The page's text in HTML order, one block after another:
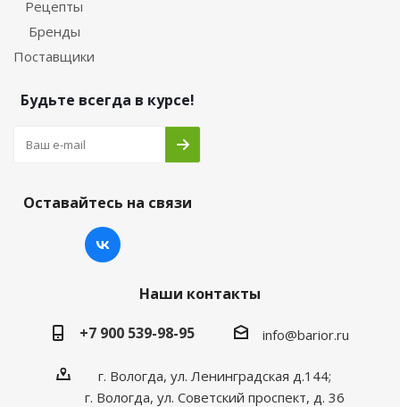
Рецепты
Бренды
Поставщики
Будьте всегда в курсе!
Оставайтесь на связи
Наши контакты
+7 900 539-98-95
info@barior.ru
г. Вологда, ул. Ленинградская д.144;
г. Вологда, ул. Советский проспект, д. 36